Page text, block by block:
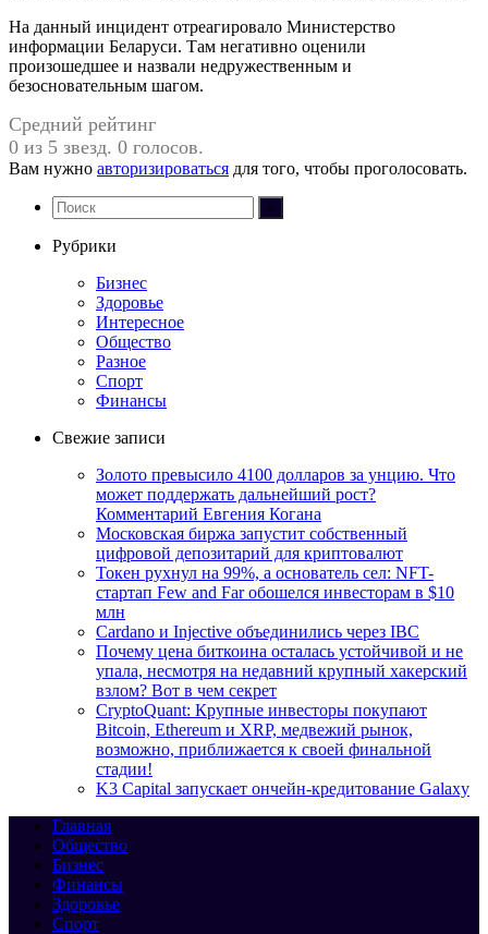
На данный инцидент отреагировало Министерство
информации Беларуси. Там негативно оценили
произошедшее и назвали недружественным и
безосновательным шагом.
Средний рейтинг
0 из 5 звезд. 0 голосов.
Вам нужно авторизироваться для того, чтобы проголосовать.
Рубрики
Бизнес
Здоровье
Интересное
Общество
Разное
Спорт
Финансы
Свежие записи
Золото превысило 4100 долларов за унцию. Что
может поддержать дальнейший рост?
Комментарий Евгения Когана
Московская биржа запустит собственный
цифровой депозитарий для криптовалют
Токен рухнул на 99%, а основатель сел: NFT-
стартап Few and Far обошелся инвесторам в $10
млн
Cardano и Injective объединились через IBC
Почему цена биткоина осталась устойчивой и не
упала, несмотря на недавний крупный хакерский
взлом? Вот в чем секрет
CryptoQuant: Крупные инвесторы покупают
Bitcoin, Ethereum и XRP, медвежий рынок,
возможно, приближается к своей финальной
стадии!
K3 Capital запускает ончейн-кредитование Galaxy
Главная
Общество
Бизнес
Финансы
Здоровье
Спорт